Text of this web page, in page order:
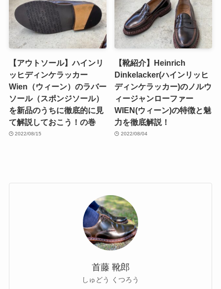
【アウトソール】ハインリ
ッヒディンケラッカー
Wien（ウィーン）のラバー
ソール（スポンジソール）
を新品のうちに徹底的に見
て解説しておこう！の巻
2022/08/15
【靴紹介】Heinrich
Dinkelacker(ハインリッヒ
ディンケラッカー)のノルウ
ィージャンローファー
WIEN(ウィーン)の特徴と魅
力を徹底解説！
2022/08/04
首藤 靴郎
しゅどう くつろう